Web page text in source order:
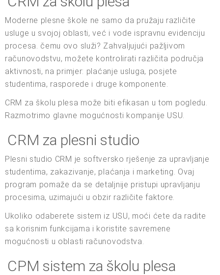
Moderne plesne škole ne samo da pružaju različite
usluge u svojoj oblasti, već i vode ispravnu evidenciju
procesa. čemu ovo služi? Zahvaljujući pažljivom
računovodstvu, možete kontrolirati različita područja
aktivnosti, na primjer: plaćanje usluga, posjete
studentima, rasporede i druge komponente.
CRM za školu plesa može biti efikasan u tom pogledu.
Razmotrimo glavne mogućnosti kompanije USU.
CRM za plesni studio
Plesni studio CRM je softversko rješenje za upravljanje
studentima, zakazivanje, plaćanja i marketing. Ovaj
program pomaže da se detaljnije pristupi upravljanju
procesima, uzimajući u obzir različite faktore.
Ukoliko odaberete sistem iz USU, moći ćete da radite
sa korisnim funkcijama i koristite savremene
mogućnosti u oblasti računovodstva.
CPM sistem za školu plesa